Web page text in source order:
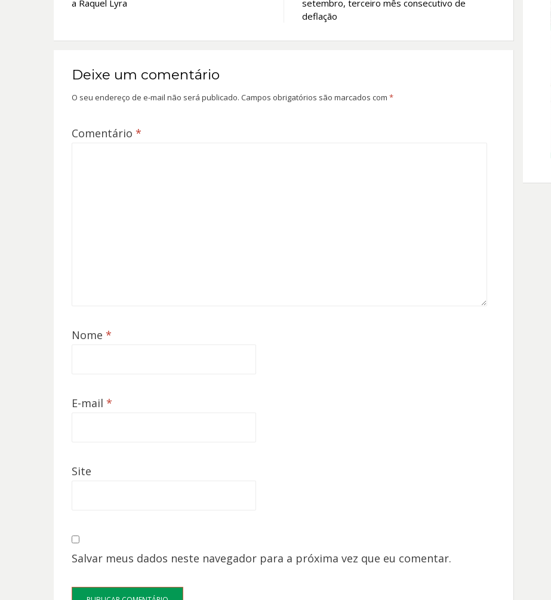
a Raquel Lyra
setembro, terceiro mês consecutivo de
deflação
Deixe um comentário
O seu endereço de e-mail não será publicado. Campos obrigatórios são marcados com *
Comentário *
Nome *
E-mail *
Site
Salvar meus dados neste navegador para a próxima vez que eu comentar.